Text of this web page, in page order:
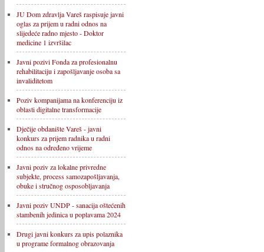
JU Dom zdravlja Vareš raspisuje javni
oglas za prijem u radni odnos na
slijedeće radno mjesto - Doktor
medicine 1 izvršilac
Javni pozivi Fonda za profesionalnu
rehabilitaciju i zapošljavanje osoba sa
invaliditetom
Poziv kompanijama na konferenciju iz
oblasti digitalne transformacije
Dječije obdanište Vareš - javni
konkurs za prijem radnika u radni
odnos na određeno vrijeme
Javni poziv za lokalne privredne
subjekte, process samozapošljavanja,
obuke i stručnog osposobljavanja
Javni poziv UNDP - sanacija oštećenih
stambenih jedinica u poplavama 2024
Drugi javni konkurs za upis polaznika
u programe formalnog obrazovanja